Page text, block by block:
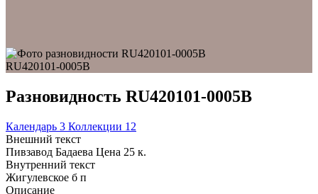
RU420101-0005B
Разновидность RU420101-0005B
Календарь 3 Коллекции 12
Внешний текст
Пивзавод Бадаева Цена 25 к.
Внутренний текст
Жигулевское б п
Описание